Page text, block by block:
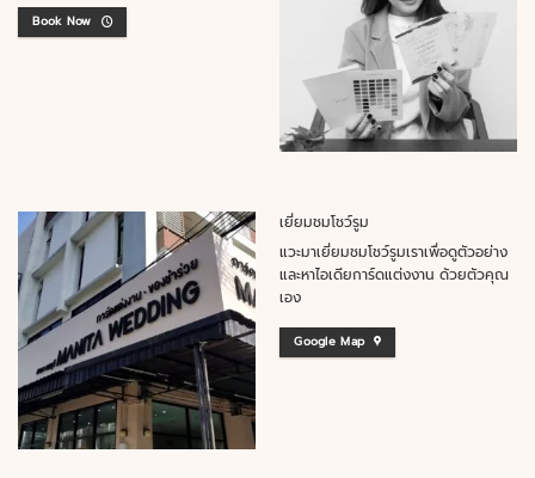
Book Now
เยี่ยมชมโชว์รูม
แวะมาเยี่ยมชมโชว์รูมเราเพื่อดูตัวอย่าง
และหาไอเดียการ์ดแต่งงาน ด้วยตัวคุณ
เอง
Google Map